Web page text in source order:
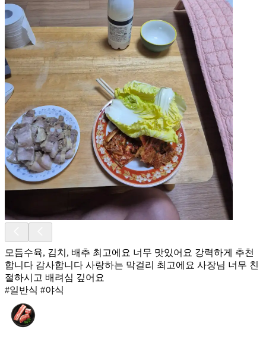
모듬수육, 김치, 배추 최고에요 너무 맛있어요 강력하게 추천
합니다 감사합니다 사랑하는 막걸리 최고에요 사장님 너무 친
절하시고 배려심 깊어요
#일반식 #야식